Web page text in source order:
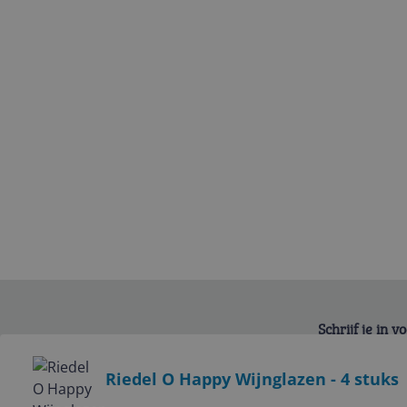
Riedel O Happy Wijnglazen - 4 stuks
Schrijf je in